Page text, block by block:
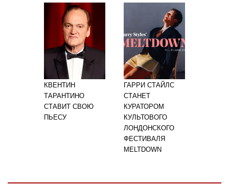
КВЕНТИН
ТАРАНТИНО
СТАВИТ СВОЮ
ПЬЕСУ
ГАРРИ СТАЙЛС
СТАНЕТ
КУРАТОРОМ
КУЛЬТОВОГО
ЛОНДОНСКОГО
ФЕСТИВАЛЯ
MELTDOWN